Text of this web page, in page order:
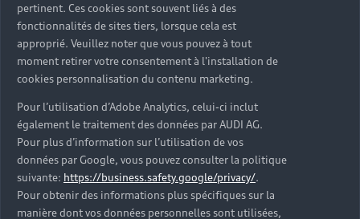
pertinent. Ces cookies sont souvent liés à des
fonctionnalités de sites tiers, lorsque cela est
approprié. Veuillez noter que vous pouvez à tout
moment retirer votre consentement à l'installation de
cookies personnalisation du contenu marketing.
Pour l’utilisation d’Adobe Analytics, celui-ci inclut
également le traitement des données par AUDI AG.
Pour plus d’information sur l’utilisation de vos
données par Google, vous pouvez consulter la politique
suivante: https://business.safety.google/privacy/.
Pour obtenir des informations plus spécifiques sur la
manière dont vos données personnelles sont utilisées,